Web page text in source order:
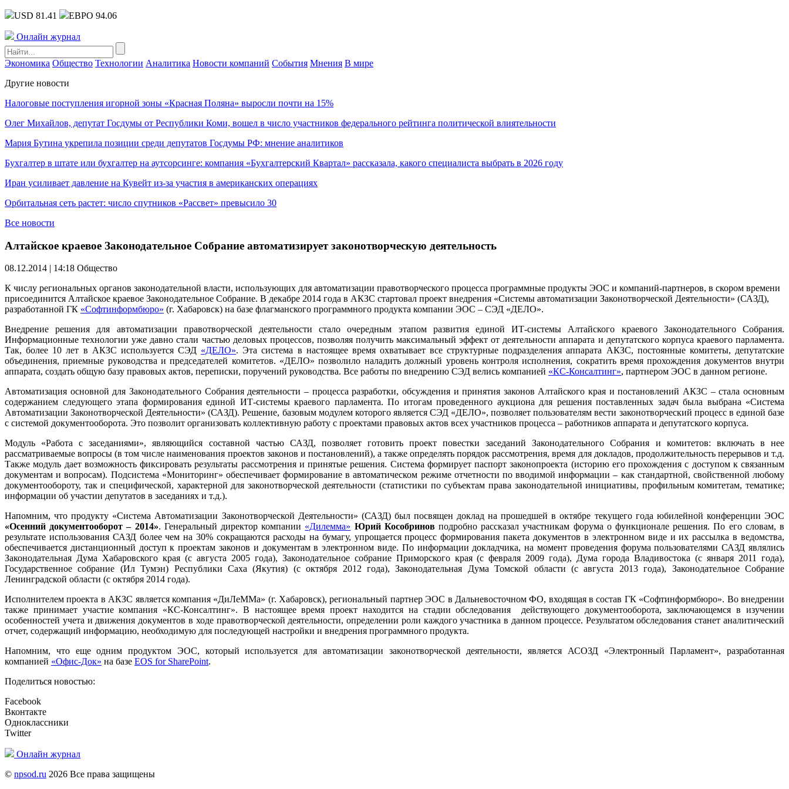
USD 81.41 ЕВРО 94.06
Онлайн журнал
Экономика Общество Технологии Аналитика Новости компаний События Мнения В мире
Другие новости
Налоговые поступления игорной зоны «Красная Поляна» выросли почти на 15%
Олег Михайлов, депутат Госдумы от Республики Коми, вошел в число участников федерального рейтинга политической влиятельности
Мария Бутина укрепила позиции среди депутатов Госдумы РФ: мнение аналитиков
Бухгалтер в штате или бухгалтер на аутсорсинге: компания «Бухгалтерский Квартал» рассказала, какого специалиста выбрать в 2026 году
Иран усиливает давление на Кувейт из-за участия в американских операциях
Орбитальная сеть растет: число спутников «Рассвет» превысило 30
Все новости
Алтайское краевое Законодательное Собрание автоматизирует законотворческую деятельность
08.12.2014 | 14:18 Общество
К числу региональных органов законодательной власти, использующих для автоматизации правотворческого процесса программные продукты ЭОС и компаний-партнеров, в скором времени
присоединится Алтайское краевое Законодательное Собрание. В декабре 2014 года в АКЗС стартовал проект внедрения «Системы автоматизации Законотворческой Деятельности» (САЗД),
разработанной ГК «Софтинформбюро» (г. Хабаровск) на базе флагманского программного продукта компании ЭОС – СЭД «ДЕЛО».
Внедрение решения для автоматизации правотворческой деятельности стало очередным этапом развития единой ИТ-системы Алтайского краевого Законодательного Собрания.
Информационные технологии уже давно стали частью деловых процессов, позволяя получить максимальный эффект от деятельности аппарата и депутатского корпуса краевого парламента.
Так, более 10 лет в АКЗС используется СЭД «ДЕЛО». Эта система в настоящее время охватывает все структурные подразделения аппарата АКЗС, постоянные комитеты, депутатские
объединения, приемные руководства и председателей комитетов. «ДЕЛО» позволило наладить должный уровень контроля исполнения, сократить время прохождения документов внутри
аппарата, создать общую базу правовых актов, переписки, поручений руководства. Все работы по внедрению СЭД велись компанией «КС-Консалтинг», партнером ЭОС в данном регионе.
Автоматизация основной для Законодательного Собрания деятельности – процесса разработки, обсуждения и принятия законов Алтайского края и постановлений АКЗС – стала основным
содержанием следующего этапа формирования единой ИТ-системы краевого парламента. По итогам проведенного аукциона для решения поставленных задач была выбрана «Система
Автоматизации Законотворческой Деятельности» (САЗД). Решение, базовым модулем которого является СЭД «ДЕЛО», позволяет пользователям вести законотворческий процесс в единой базе
с системой документооборота. Это позволит организовать коллективную работу с проектами правовых актов всех участников процесса – работников аппарата и депутатского корпуса.
Модуль «Работа с заседаниями», являющийся составной частью САЗД, позволяет готовить проект повестки заседаний Законодательного Собрания и комитетов: включать в нее
рассматриваемые вопросы (в том числе наименования проектов законов и постановлений), а также определять порядок рассмотрения, время для докладов, продолжительность перерывов и т.д.
Также модуль дает возможность фиксировать результаты рассмотрения и принятые решения. Система формирует паспорт законопроекта (историю его прохождения с доступом к связанным
документам и вопросам). Подсистема «Мониторинг» обеспечивает формирование в автоматическом режиме отчетности по вводимой информации – как стандартной, свойственной любому
документообороту, так и специфической, характерной для законотворческой деятельности (статистики по субъектам права законодательной инициативы, профильным комитетам, тематике;
информации об участии депутатов в заседаниях и т.д.).
Напомним, что продукту «Система Автоматизации Законотворческой Деятельности» (САЗД) был посвящен доклад на прошедшей в октябре текущего года юбилейной конференции ЭОС
«Осенний документооборот – 2014». Генеральный директор компании «Дилемма» Юрий Кособриновподробно рассказал участникам форума о функционале решения. По его словам, в
результате использования САЗД более чем на 30% сокращаются расходы на бумагу, упрощается процесс формирования пакета документов в электронном виде и их рассылка в ведомства,
обеспечивается дистанционный доступ к проектам законов и документам в электронном виде. По информации докладчика, на момент проведения форума пользователями САЗД являлись
Законодательная Дума Хабаровского края (с августа 2005 года), Законодательное собрание Приморского края (с февраля 2009 года), Дума города Владивостока (с января 2011 года),
Государственное собрание (Ил Тумэн) Республики Саха (Якутия) (с октября 2012 года), Законодательная Дума Томской области (с августа 2013 года), Законодательное Собрание
Ленинградской области (с октября 2014 года).
Исполнителем проекта в АКЗС является компания «ДиЛеММа» (г. Хабаровск), региональный партнер ЭОС в Дальневосточном ФО, входящая в состав ГК «Софтинформбюро». Во внедрении
также принимает участие компания «КС-Консалтинг». В настоящее время проект находится на стадии обследования действующего документооборота, заключающемся в изучении
особенностей учета и движения документов в ходе правотворческой деятельности, определении роли каждого участника в данном процессе. Результатом обследования станет аналитический
отчет, содержащий информацию, необходимую для последующей настройки и внедрения программного продукта.
Напомним, что еще одним продуктом ЭОС, который используется для автоматизации законотворческой деятельности, является АСОЗД «Электронный Парламент», разработанная
компанией «Офис-Док» на базе EOS for SharePoint.
Поделиться новостью:
Facebook
Вконтакте
Одноклассники
Twitter
Онлайн журнал
© npsod.ru 2026 Все права защищены